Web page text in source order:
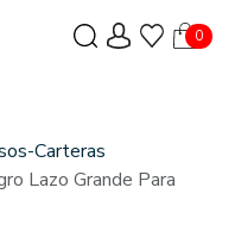
0
Carteras
Lazo Grande Para